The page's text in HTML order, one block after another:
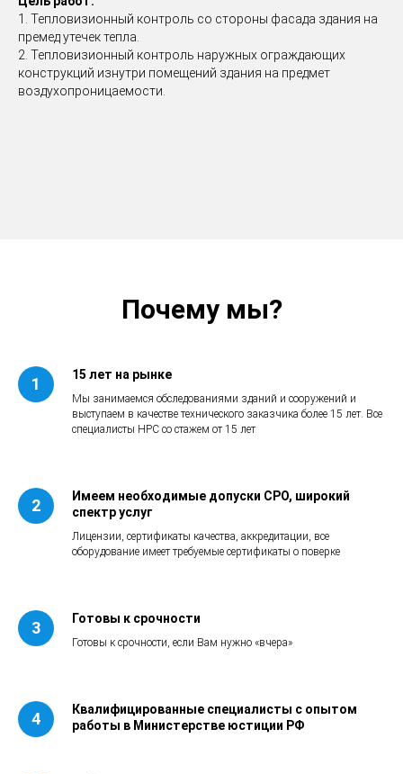
1. Тепловизионный контроль со стороны фасада здания на
премед утечек тепла.
2. Тепловизионный контроль наружных ограждающих
конструкций изнутри помещений здания на предмет
воздухопроницаемости.
Почему мы?
15 лет на рынке
Мы занимаемся обследованиями зданий и сооружений и
выступаем в качестве технического заказчика более 15 лет. Все
специалисты НРС со стажем от 15 лет
Имеем необходимые допуски СРО, широкий
спектр услуг
Лицензии, сертификаты качества, аккредитации, все
оборудование имеет требуемые сертификаты о поверке
Готовы к срочности
Готовы к срочности, если Вам нужно «вчера»
Квалифицированные специалисты с опытом
работы в Министерстве юстиции РФ